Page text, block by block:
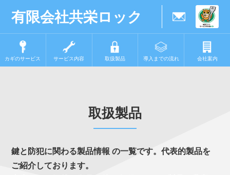
有限会社共栄ロック
カギのサービス サービス内容 取扱製品 導入までの流れ 会社案内
取扱製品
鍵と防犯に関わる製品情報 の一覧です。代表的製品を
ご紹介しております。